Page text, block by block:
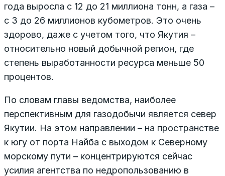
года выросла с 12 до 21 миллиона тонн, а газа –
с 3 до 26 миллионов кубометров. Это очень
здорово, даже с учетом того, что Якутия –
относительно новый добычной регион, где
степень выработанности ресурса меньше 50
процентов.
По словам главы ведомства, наиболее
перспективным для газодобычи является север
Якутии. На этом направлении – на пространстве
к югу от порта Найба с выходом к Северному
морскому пути – концентрируются сейчас
усилия агентства по недропользованию в